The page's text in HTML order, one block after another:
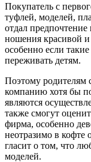
Покупатель с
туфлей, моделей,
отдал предпочтение
ношения красивой
особенно если
переживать детям.
Поэтому родителям
компанию хотя бы
являются
также смогут
фирма, особенно
неотразимо в кофте
гласит о том, что
моделей.